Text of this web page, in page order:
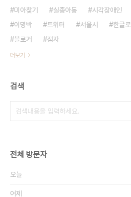
미아찾기
실종아동 시각장애인
이명박
트위터 서울시 한글로
블로거
점자
더보기
검색
전체 방문자
오늘
어제